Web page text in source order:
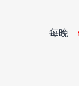
每晚